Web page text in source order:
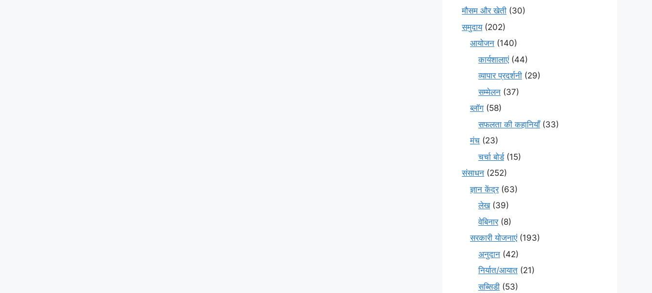
मौसम और खेती (30)
समुदाय(202)
आयोजन (140)
कार्यशालाएं(44)
व्यापार प्रदर्शनी (29)
सम्मेलन (37)
ब्लॉग (58)
सफलता की कहानियाँ(33)
मंच (23)
चर्चा बोर्ड(15)
संसाधन (252)
ज्ञान केंद्र(63)
लेख(39)
वेबिनार(8)
सरकारी योजनाएं(193)
अनुदान (42)
निर्यात/आयात (21)
सब्सिडी (53)